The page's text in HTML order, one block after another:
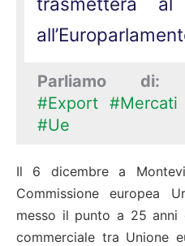
Parliamo di:
#Export
#Ue
Il 6 dicembre a
Commissione europea
messo il punto a 25 anni
commerciale tra Unione